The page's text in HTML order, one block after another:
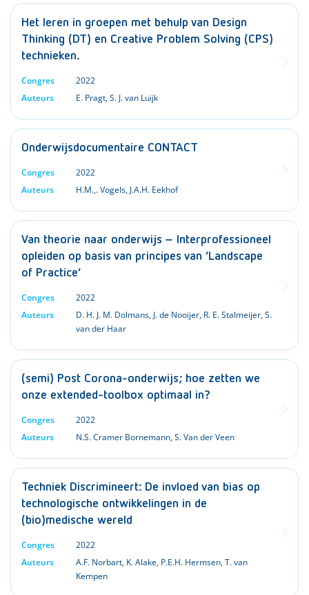
Het leren in groepen met behulp van Design
Thinking (DT) en Creative Problem Solving (CPS)
technieken.
Congres
2022
Auteurs
E. Pragt,S. J. van Luijk
Onderwijsdocumentaire CONTACT
Congres
2022
Auteurs
H.M.,. Vogels, J.A.H. Eekhof
Van theorie naar onderwijs – Interprofessioneel
opleiden op basis van principes van ‘Landscape
of Practice’
Congres
2022
Auteurs
D. H. J. M. Dolmans, J. de Nooijer, R. E. Stalmeijer,S.
van der Haar
(semi) Post Corona-onderwijs; hoe zetten we
onze extended-toolbox optimaal in?
Congres
2022
Auteurs
N.S. Cramer Bornemann,S. Van der Veen
Techniek Discrimineert: De invloed van bias op
technologische ontwikkelingen in de
(bio)medische wereld
Congres
2022
Auteurs
A.F. Norbart, K. Alake, P.E.H. Hermsen,T. van
Kempen